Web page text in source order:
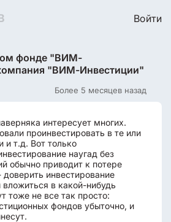
Войти
фонде "ВИМ-
"ВИМ-Инвестиции"
Более 5 месяцев назад
интересует многих.
проинвестировать в те или
т.д. Вот только
наугад без
обычно приводит к потере
инвестирование
в какой-нибудь
тоже не все так просто:
фондов убыточно, и